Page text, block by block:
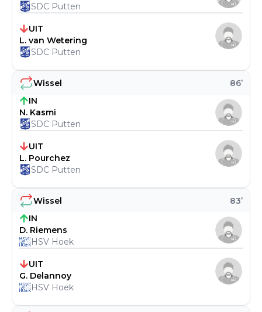
Wissel 83’
IN
D. Riemens
HSV Hoek
UIT
G. Delannoy
HSV Hoek
Wissel 86’
IN
N. Kasmi
SDC Putten
UIT
L. Pourchez
SDC Putten
SDC Putten
UIT
L. van Wetering
SDC Putten